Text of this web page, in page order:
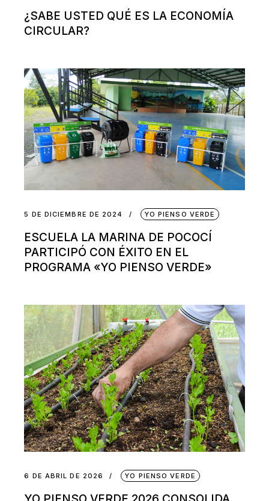
¿SABE USTED QUÉ ES LA ECONOMÍA
CIRCULAR?
5 DE DICIEMBRE DE 2024 YO PIENSO VERDE
ESCUELA LA MARINA DE POCOCÍ
PARTICIPÓ CON ÉXITO EN EL
PROGRAMA «YO PIENSO VERDE»
6 DE ABRIL DE 2026 YO PIENSO VERDE